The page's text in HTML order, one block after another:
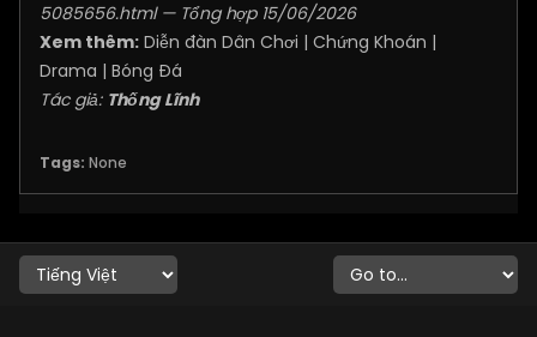
5085656.html— Tổng hợp 15/06/2026
Xem thêm: Diễn đàn Dân Chơi | Chứng Khoán |
Drama | Bóng Đá
Tác giả: Thống Lĩnh
Tags: None